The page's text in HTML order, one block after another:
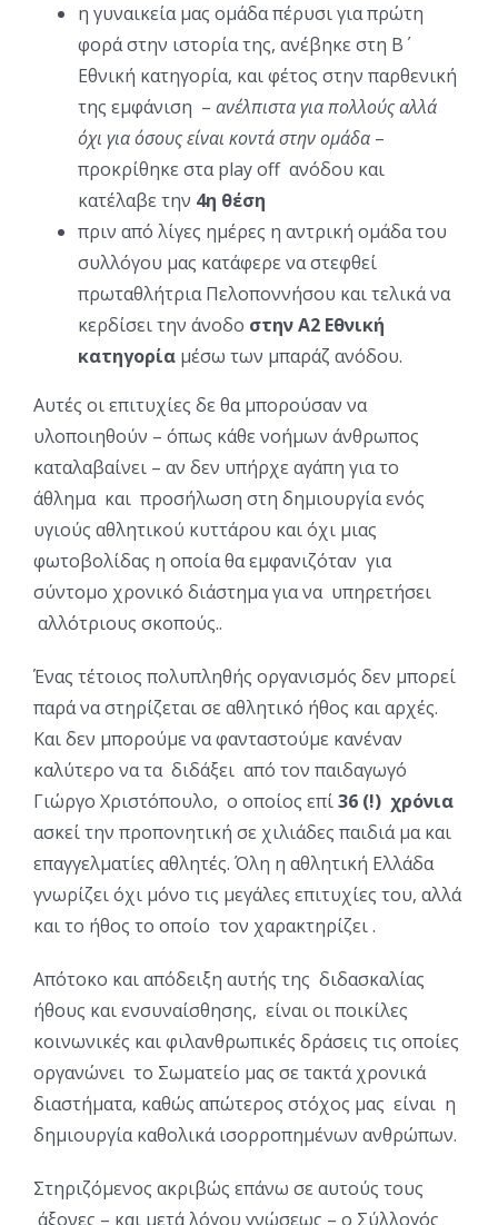
η γυναικεία μας ομάδα πέρυσι για πρώτη
φορά στην ιστορία της, ανέβηκε στη Β΄
Εθνική κατηγορία, και φέτος στην παρθενική
της εμφάνιση – ανέλπιστα για πολλούς αλλά
όχι για όσους είναι κοντά στην ομάδα –
προκρίθηκε στα play off ανόδου και
κατέλαβε την 4η θέση
πριν από λίγες ημέρες η αντρική ομάδα του
συλλόγου μας κατάφερε να στεφθεί
πρωταθλήτρια Πελοποννήσου και τελικά να
κερδίσει την άνοδο στην Α2 Εθνική
κατηγορία μέσω των μπαράζ ανόδου.
Αυτές οι επιτυχίες δε θα μπορούσαν να
υλοποιηθούν – όπως κάθε νοήμων άνθρωπος
καταλαβαίνει – αν δεν υπήρχε αγάπη για το
άθλημα και προσήλωση στη δημιουργία ενός
υγιούς αθλητικού κυττάρου και όχι μιας
φωτοβολίδας η οποία θα εμφανιζόταν για
σύντομο χρονικό διάστημα για να υπηρετήσει
αλλότριους σκοπούς..
Ένας τέτοιος πολυπληθής οργανισμός δεν μπορεί
παρά να στηρίζεται σε αθλητικό ήθος και αρχές.
Και δεν μπορούμε να φανταστούμε κανέναν
καλύτερο να τα διδάξει από τον παιδαγωγό
Γιώργο Χριστόπουλο, ο οποίος επί36 (!) χρόνια
ασκεί την προπονητική σε χιλιάδες παιδιά μα και
επαγγελματίες αθλητές. Όλη η αθλητική Ελλάδα
γνωρίζει όχι μόνο τις μεγάλες επιτυχίες του, αλλά
και το ήθος το οποίο τον χαρακτηρίζει .
Απότοκο και απόδειξη αυτής της διδασκαλίας
ήθους και ενσυναίσθησης, είναι οι ποικίλες
κοινωνικές και φιλανθρωπικές δράσεις τις οποίες
οργανώνει το Σωματείο μας σε τακτά χρονικά
διαστήματα, καθώς απώτερος στόχος μας είναι η
δημιουργία καθολικά ισορροπημένων ανθρώπων.
Στηριζόμενος ακριβώς επάνω σε αυτούς τους
άξονες – και μετά λόγου γνώσεως – ο Σύλλογός